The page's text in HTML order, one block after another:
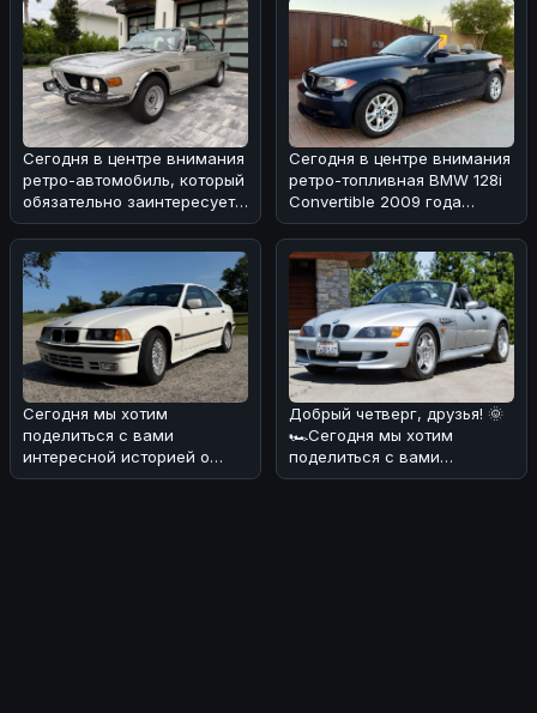
Сегодня в центре внимания
ретро-автомобиль, который
обязательно заинтересует
поклонников BMW! 🏎Речь
Сегодня в центре внимания
ретро-топливная BMW 128i
Convertible 2009 года
выпуска с 6-скоростной
коро
Сегодня мы хотим
поделиться с вами
интересной историей о
редком экземпляре BMW
Добрый четверг, друзья! 🌞
🏎Сегодня мы хотим
поделиться с вами
интересной находкой -